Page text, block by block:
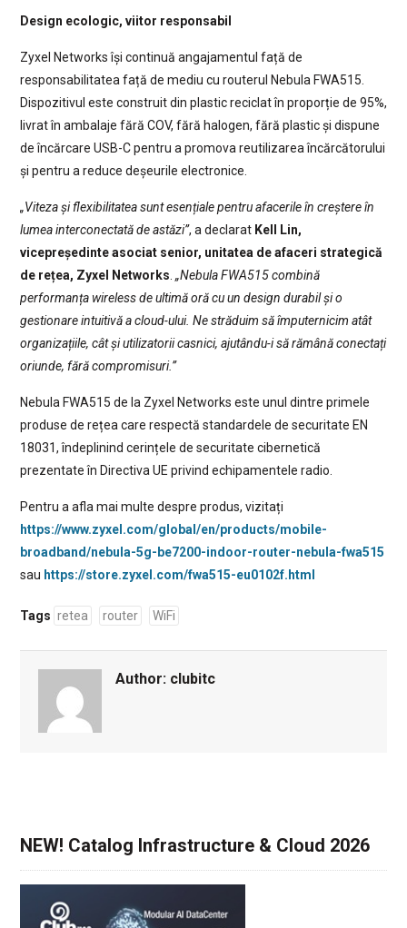
Design ecologic, viitor responsabil
Zyxel Networks își continuă angajamentul față de
responsabilitatea față de mediu cu routerul Nebula FWA515.
Dispozitivul este construit din plastic reciclat în proporție de 95%,
livrat în ambalaje fără COV, fără halogen, fără plastic și dispune
de încărcare USB-C pentru a promova reutilizarea încărcătorului
și pentru a reduce deșeurile electronice.
„Viteza și flexibilitatea sunt esențiale pentru afacerile în creștere în
lumea interconectată de astăzi”, a declarat Kell Lin,
vicepreședinte asociat senior, unitatea de afaceri strategică
de rețea, Zyxel Networks „Nebula FWA515 combină
performanța wireless de ultimă oră cu un design durabil și o
gestionare intuitivă a cloud-ului. Ne străduim să împuternicim atât
organizațiile, cât și utilizatorii casnici, ajutându-i să rămână conectați
oriunde, fără compromisuri.”
Nebula FWA515 de la Zyxel Networks este unul dintre primele
produse de rețea care respectă standardele de securitate EN
18031, îndeplinind cerințele de securitate cibernetică
prezentate în Directiva UE privind echipamentele radio.
Pentru a afla mai multe despre produs, vizitați
https://www.zyxel.com/global/en/products/mobile-
broadband/nebula-5g-be7200-indoor-router-nebula-fwa515
sau https://store.zyxel.com/fwa515-eu0102f.html
Tags retea router WiFi
Author: clubitc
NEW! Catalog Infrastructure & Cloud 2026